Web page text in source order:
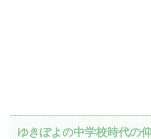
ゆきぽよの中学校時代の